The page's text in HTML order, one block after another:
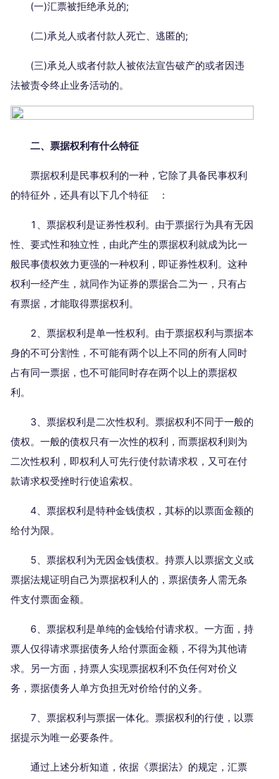
(一)汇票被拒绝承兑的;
(二)承兑人或者付款人死亡、逃匿的;
(三)承兑人或者付款人被依法宣告破产的或者因违
法被责令终止业务活动的。
二、票据权利有什么特征
票据权利是民事权利的一种，它除了具备民事权利
的特征外，还具有以下几个特征 ：
1、票据权利是证券性权利。由于票据行为具有无因
性、要式性和独立性，由此产生的票据权利就成为比一
般民事债权效力更强的一种权利，即证券性权利。这种
权利一经产生，就同作为证券的票据合二为一，只有占
有票据，才能取得票据权利。
2、票据权利是单一性权利。由于票据权利与票据本
身的不可分割性，不可能有两个以上不同的所有人同时
占有同一票据，也不可能同时存在两个以上的票据权
利。
3、票据权利是二次性权利。票据权利不同于一般的
债权。一般的债权只有一次性的权利，而票据权利则为
二次性权利，即权利人可先行使付款请求权，又可在付
款请求权受挫时行使追索权。
4、票据权利是特种金钱债权，其标的以票面金额的
给付为限。
5、票据权利为无因金钱债权。持票人以票据文义或
票据法规证明自己为票据权利人的，票据债务人需无条
件支付票面金额。
6、票据权利是单纯的金钱给付请求权。一方面，持
票人仅得请求票据债务人给付票面金额，不得为其他请
求。另一方面，持票人实现票据权利不负任何对价义
务，票据债务人单方负担无对价给付的义务。
7、票据权利与票据一体化。票据权利的行使，以票
据提示为唯一必要条件。
通过上述分析知道，依据《票据法》的规定，汇票